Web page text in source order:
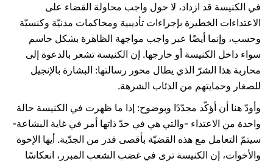
في الكنيسة قد ازداد، لا حول واجب محاولة القضاء على
الاعتداءات الخطيرة بإجراءات تأديبية ومحاكمات مدنيّة وكنسيّة
وحسب، وإنما أيضًا عبر واجب مواجهة الظاهرة بشكل حاسم
سواء داخل الكنيسة أو خارجها. إن الكنيسة تشعر بالدعوة إلى
محاربة هذا الشرّ الذي يطال محور رسالتها: البشارة بالإنجيل
للصغار وحمايتهم من الذئاب الشرهة.
وأودّ هنا أن أؤكّد مجدّدًا وبوضوح: إذا ما ظهرت في الكنيسة حالة
واحدة من الاعتداء -والتي هي في حدّ ذاتها أمر في غاية البشاعة-
سيتمّ التعامل مع هذه القضيّة بأقصى قدر من الجدّية. أيها الإخوة
والأخوات، إن الكنيسة ترى في غضب الشعب المبرر، انعكاسًا